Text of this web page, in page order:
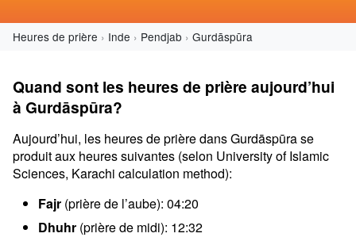
Heures de prière Inde Pendjab Gurdāspūra
Quand sont les heures de prière aujourd’hui
à Gurdāspūra?
Aujourd’hui, les heures de prière dans Gurdāspūra se
produit aux heures suivantes (selon University of Islamic
Sciences, Karachi calculation method):
Fajr (prière de l’aube): 04:20
Dhuhr (prière de midi): 12:32